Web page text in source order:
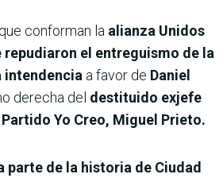
que conforman la alianza Unidos
repudiaron el entreguismo de la
intendencia a favor de Daniel
derecha del destituido exjefe
Yo Creo, Miguel Prieto.
parte de la historia de Ciudad